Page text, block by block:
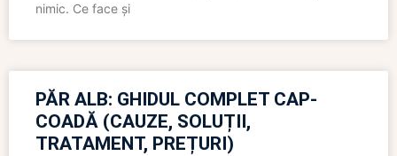
nimic. Ce face și
PĂR ALB: GHIDUL COMPLET CAP-
COADĂ (CAUZE, SOLUȚII,
TRATAMENT, PREȚURI)